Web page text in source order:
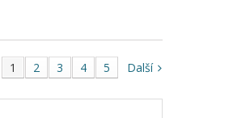
1 2 3 4 5 Další